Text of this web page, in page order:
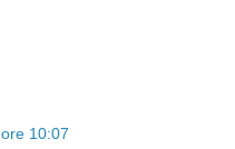
10:07